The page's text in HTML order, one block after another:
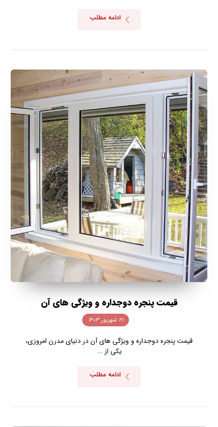
ادامه مطلب
قیمت پنجره دوجداره و ویژگی های آن
۲۱ شهریور ۱۴۰۳
قیمت پنجره دوجداره و ویژگی های آن در دنیای مدرن امروزی،
یکی از ...
ادامه مطلب